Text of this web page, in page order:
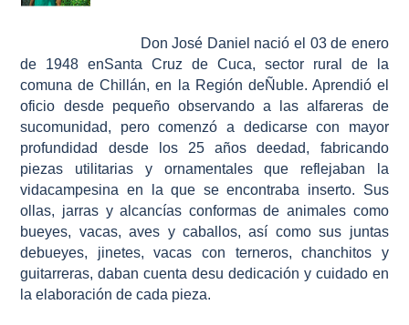
Don José Daniel nació el 03 de enero
de 1948 enSanta Cruz de Cuca, sector rural de la
comuna de Chillán, en la Región deÑuble. Aprendió el
oficio desde pequeño observando a las alfareras de
sucomunidad, pero comenzó a dedicarse con mayor
profundidad desde los 25 años deedad, fabricando
piezas utilitarias y ornamentales que reflejaban la
vidacampesina en la que se encontraba inserto. Sus
ollas, jarras y alcancías conformas de animales como
bueyes, vacas, aves y caballos, así como sus juntas
debueyes, jinetes, vacas con terneros, chanchitos y
guitarreras, daban cuenta desu dedicación y cuidado en
la elaboración de cada pieza.